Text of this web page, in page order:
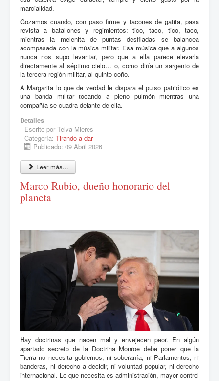
marcialidad.
Gozamos cuando, con paso firme y tacones de gatita, pasa
revista a batallones y regimientos: tico, taco, tico, taco,
mientras la melenita de puntas desfiladas se balancea
acompasada con la música militar. Esa música que a algunos
nunca nos supo levantar, pero que a ella parece elevarla
directamente al séptimo cielo… o, como diría un sargento de
la tercera región militar, al quinto coño.
A Margarita lo que de verdad le dispara el pulso patriótico es
una banda militar tocando a pleno pulmón mientras una
compañía se cuadra delante de ella.
Detalles
Escrito por Telva Mieres
Categoría: Tirando a dar
Publicado: 09 Abril 2026
Leer más...
Marco Rubio, dueño honorario del
planeta
Hay doctrinas que nacen mal y envejecen peor. En algún
apartado secreto de la Doctrina Monroe debe poner que la
Tierra no necesita gobiernos, ni soberanía, ni Parlamentos, ni
banderas, ni derecho a decidir, ni voluntad popular, ni derecho
internacional. Lo que necesita es administración, mayor control